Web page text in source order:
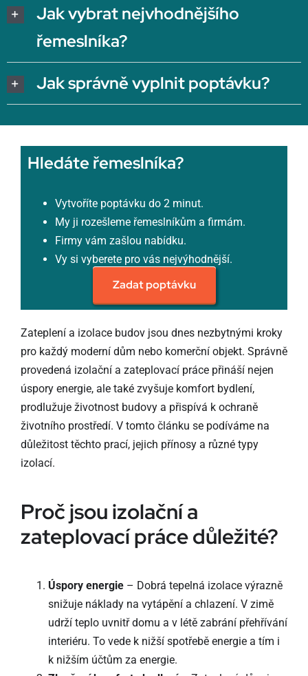
Jak vybrat nejvhodnějšího
řemeslníka?
Jak správně vyplnit poptávku?
Hledáte řemeslníka?
Vytvoříte poptávku do 2 minut.
My ji rozešleme řemeslníkům a firmám.
Firmy vám zašlou nabídku.
Vy si vyberete pro vás nejvýhodnější.
Zadat poptávku
Zateplení a izolace budov jsou dnes nezbytnými kroky
pro každý moderní dům nebo komerční objekt. Správně
provedená izolační a zateplovací práce přináší nejen
úspory energie, ale také zvyšuje komfort bydlení,
prodlužuje životnost budovy a přispívá k ochraně
životního prostředí. V tomto článku se podíváme na
důležitost těchto prací, jejich přínosy a různé typy
izolací.
Proč jsou izolační a
zateplovací práce důležité?
Úspory energie– Dobrá tepelná izolace výrazně
snižuje náklady na vytápění a chlazení. V zimě
udrží teplo uvnitř domu a v létě zabrání přehřívání
interiéru. To vede k nižší spotřebě energie a tím i
k nižším účtům za energie.